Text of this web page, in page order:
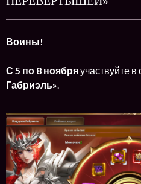
Воины!
С 5 по 8 ноябряучаствуйте в
Габриэль».